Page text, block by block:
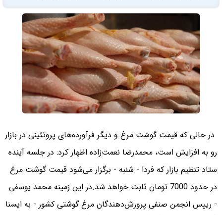
در حالی که قیمت گوشت مرغ و دیگر فرآورده‌های پروتئینی در بازار
رو به افزایش است، محمدرضا نعمت‌زاده اظهار کرد: در جلسه آینده
ستاد تنظیم بازار که فردا - شنبه - برگزار می‌شود قیمت گوشت مرغ
در حدود 7000 تومان ثابت خواهد شد.
در این زمینه محمد یوسفی
- رییس انجمن صنفی پرورش‌دهندگان مرغ گوشتی کشور - به ایسنا